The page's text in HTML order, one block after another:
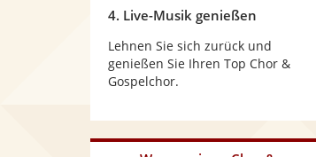
4. Live-Musik genießen
Lehnen Sie sich zurück und
genießen Sie Ihren Top Chor &
Gospelchor.